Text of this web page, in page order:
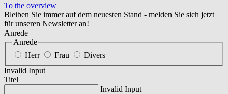
To the overview
Bleiben Sie immer auf dem neuesten Stand - melden Sie sich jetzt
für unseren Newsletter an!
Anrede
Anrede
Herr
Frau
Divers
Invalid Input
Titel
Invalid Input